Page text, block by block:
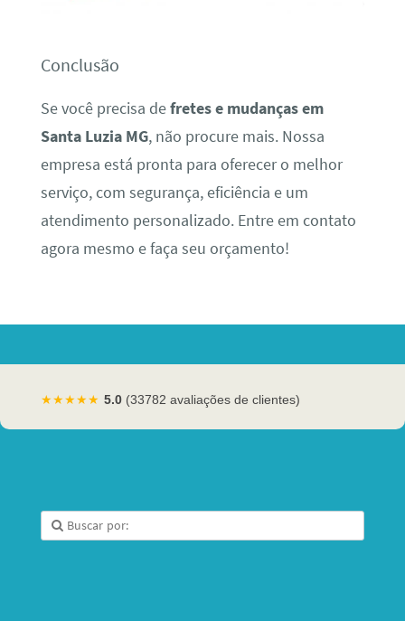
Conclusão
Se você precisa defretes e mudanças em
Santa Luzia MG, não procure mais. Nossa
empresa está pronta para oferecer o melhor
serviço, com segurança, eficiência e um
atendimento personalizado. Entre em contato
agora mesmo e faça seu orçamento!
★★★★★ 5.0 (33782 avaliações de clientes)